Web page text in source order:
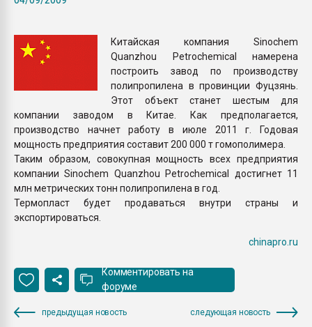
ПЕРЕЙТИ НА
Китайская компания Sinochem
Quanzhou Petrochemical намерена
построить завод по производству
полипропилена в провинции Фуцзянь.
Этот объект станет шестым для
компании заводом в Китае. Как предполагается,
производство начнет работу в июле 2011 г. Годовая
мощность предприятия составит 200 000 т гомополимера.
Таким образом, совокупная мощность всех предприятия
компании Sinochem Quanzhou Petrochemical достигнет 11
млн метрических тонн полипропилена в год.
Термопласт будет продаваться внутри страны и
экспортироваться.
chinapro.ru
Комментировать на
форуме
предыдущая новость следующая новость